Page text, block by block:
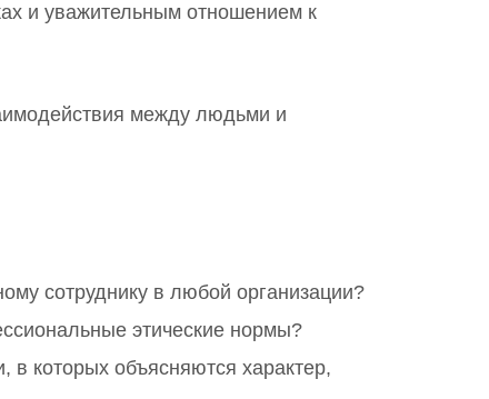
и уважительным отношением к
между людьми и
сотруднику в любой организации?
этические нормы?
в которых объясняются характер,